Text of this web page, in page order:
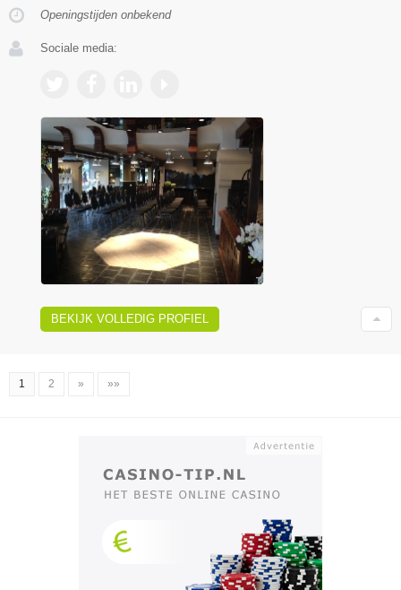
Openingstijden onbekend
Sociale media:
BEKIJK VOLLEDIG PROFIEL
1 2 » »»